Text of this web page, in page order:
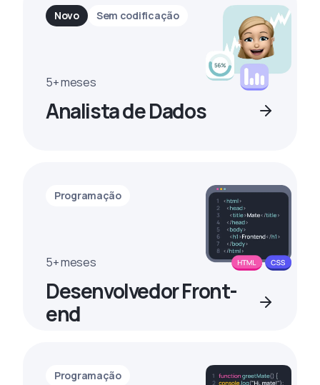
Novo Sem codificação
5+ meses
Analista de Dados
Programação
5+ meses
Desenvolvedor Front-
end
Programação